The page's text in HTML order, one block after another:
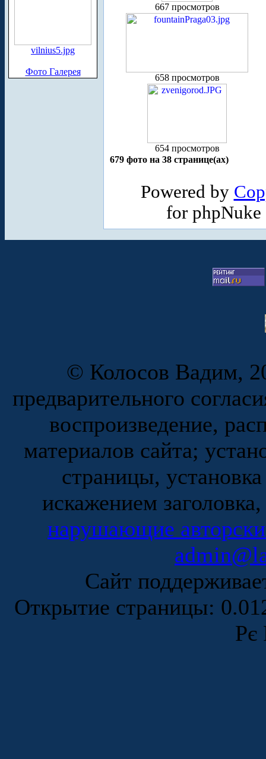
vilnius5.jpg
Фото Галерея
667 просмотров
658 просмотров
654 просмотров
679 фото на 38 странице(ах)
Powered by
for
© Колосов Вадим,
предварительного
воспроизведение,
материалов сайта;
страницы,
искажением
нарушающие
Сайт
Открытие страницы:
Рє